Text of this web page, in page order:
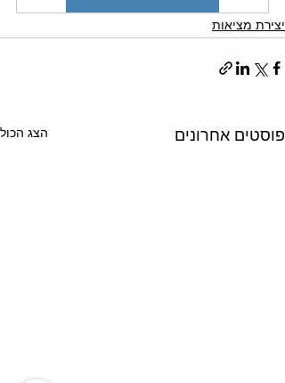
יצירת מציאות
פוסטים אחרונים הצג הכול